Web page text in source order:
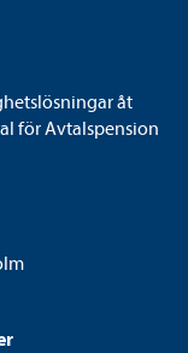
åt
för Avtalspension